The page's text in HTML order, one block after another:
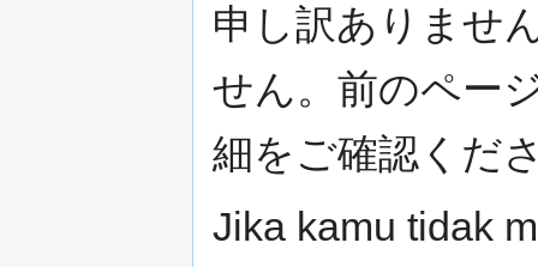
申し訳ありませ
せん。前のペー
細をご確認くだ
Jika kamu tidak